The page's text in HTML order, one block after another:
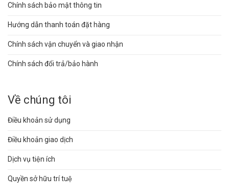
Chính sách bảo mật thông tin
Hướng dẫn thanh toán đặt hàng
Chính sách vận chuyển và giao nhận
Chính sách đổi trả/bảo hành
Về chúng tôi
Điều khoản sử dụng
Điều khoản giao dịch
Dịch vụ tiện ích
Quyền sở hữu trí tuệ